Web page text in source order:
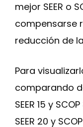
mejor SEER o
compensarse
reducción de
Para
comparando
SEER 15 y
SEER 20 y